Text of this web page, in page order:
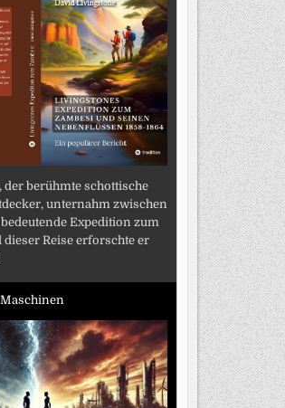
berühmte schottische
unternahm zwischen
bedeutende Expedition zum
dieser Reise erforschte er